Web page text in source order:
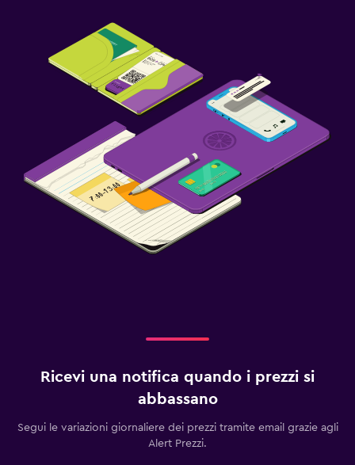
Ricevi una notifica quando i prezzi si
abbassano
Segui le variazioni giornaliere dei prezzi tramite email grazie agli
Alert Prezzi.